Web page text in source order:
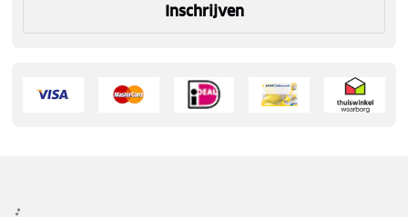
Inschrijven